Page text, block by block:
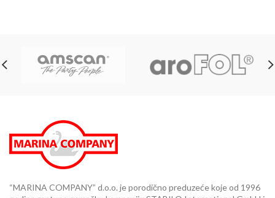
“MARINA COMPANY” d.o.o. je porodično preduzeće koje od 1996